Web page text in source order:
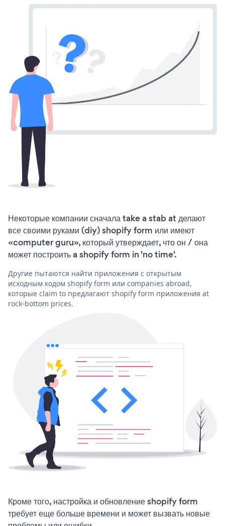
Некоторые компании сначала take a stab at делают
все своими руками (diy) shopify form или имеют
«computer guru», который утверждает, что он / она
может построить a shopify form in 'no time'.
Другие пытаются найти приложения с открытым
исходным кодом shopify form или companies abroad,
которые claim to предлагают shopify form приложения at
rock-bottom prices.
Кроме того, настройка и обновление shopify form
требует еще больше времени и может вызвать новые